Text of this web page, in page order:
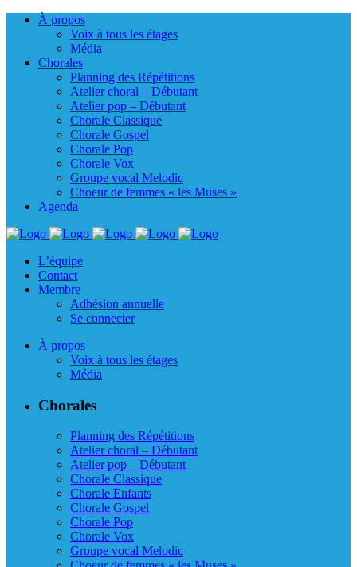
À propos
Voix à tous les étages
Média
Chorales
Planning des Répétitions
Atelier choral – Débutant
Atelier pop – Débutant
Chorale Classique
Chorale Gospel
Chorale Pop
Chorale Vox
Groupe vocal Melodic
Choeur de femmes « les Muses »
Agenda
L’équipe
Contact
Membre
Adhésion annuelle
Se connecter
À propos
Voix à tous les étages
Média
Chorales
Planning des Répétitions
Atelier choral – Débutant
Atelier pop – Débutant
Chorale Classique
Chorale Enfants
Chorale Gospel
Chorale Pop
Chorale Vox
Groupe vocal Melodic